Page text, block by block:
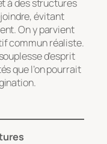
à des structures
évitant
On y parvient
commun réaliste.
d’esprit
que l’on pourrait